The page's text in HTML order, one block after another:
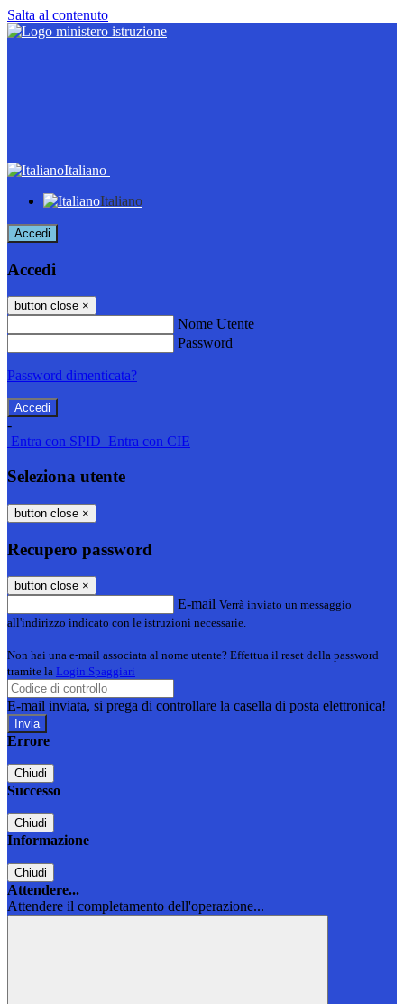
Salta al contenuto
Italiano
Italiano
Accedi
Accedi
button close ×
Nome Utente
Password
Password dimenticata?
-
Entra con SPID Entra con CIE
Seleziona utente
button close ×
Recupero password
button close ×
E-mail Verrà inviato un messaggio
all'indirizzo indicato con le istruzioni necessarie.
Non hai una e-mail associata al nome utente? Effettua il reset della password
tramite la Login Spaggiari
E-mail inviata, si prega di controllare la casella di posta elettronica!
Errore
Chiudi
Successo
Chiudi
Informazione
Chiudi
Attendere...
Attendere il completamento dell'operazione...